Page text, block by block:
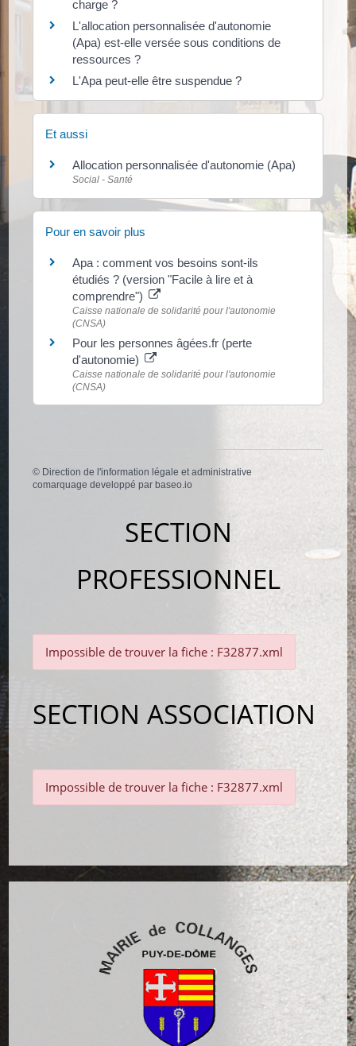
charge ?
L'allocation personnalisée d'autonomie
(Apa) est-elle versée sous conditions de
ressources ?
L'Apa peut-elle être suspendue ?
Et aussi
Allocation personnalisée d'autonomie (Apa)
Social - Santé
Pour en savoir plus
Apa : comment vos besoins sont-ils
étudiés ? (version "Facile à lire et à
comprendre")
Caisse nationale de solidarité pour l'autonomie
(CNSA)
Pour les personnes âgées.fr (perte
d'autonomie)
Caisse nationale de solidarité pour l'autonomie
(CNSA)
© Direction de l'information légale et administrative
comarquage developpé parbaseo.io
SECTION
PROFESSIONNEL
Impossible de trouver la fiche : F32877.xml
SECTION ASSOCIATION
Impossible de trouver la fiche : F32877.xml